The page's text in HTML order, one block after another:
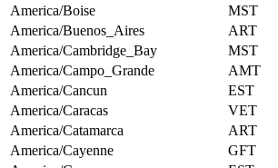
America/Boise
MST
America/Buenos_Aires
ART
America/Cambridge_Bay
MST
America/Campo_Grande
AMT
America/Cancun
EST
America/Caracas
VET
America/Catamarca
ART
America/Cayenne
GFT